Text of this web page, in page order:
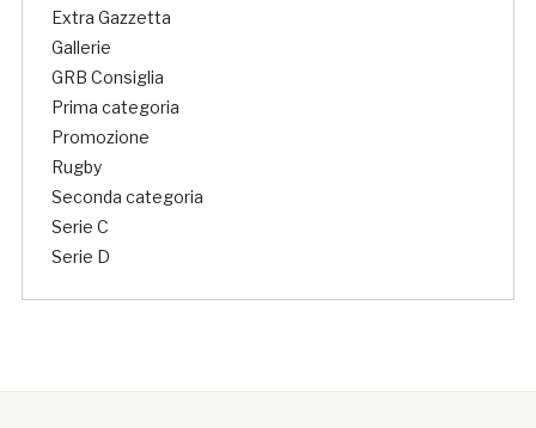
Extra Gazzetta
Gallerie
GRB Consiglia
Prima categoria
Promozione
Rugby
Seconda categoria
Serie C
Serie D